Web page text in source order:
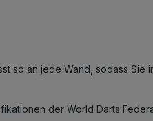
so an jede Wand, sodass Sie
der World Darts